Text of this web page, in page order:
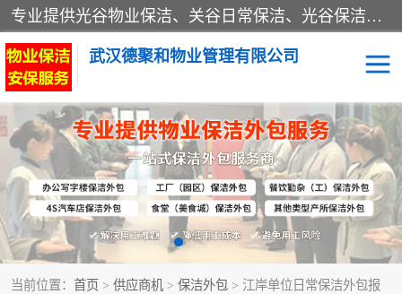
专业提供光谷物业保洁、关谷日常保洁、光谷保洁外包及武汉其他城区的单位日常保洁 武汉德聚和物业管理有限公司致力于打造中国专业物业保洁服务、日常保洁及其他保洁清洗外包服务。自公司成立以来提倡以先进的物业管理理念和模式经营，谋篇布局，以“至诚服务、精益求精、规范管理、锐意拓新”为质量方针，强化内部管理，为业主提供专业化、标准化和精细化的全方位物业服务，管理服务水平得到了广大业主和业内人士的一致好评。
武汉德聚和物业管理有限公司
当前位置： 首页 > 供应商机 > 保洁外包 > 江岸单位日常保洁外包报
保洁外包